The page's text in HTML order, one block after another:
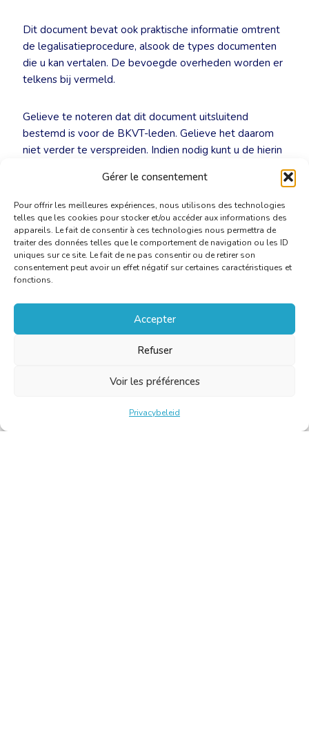
Gérer le consentement
Pour offrir les meilleures expériences, nous utilisons des technologies
telles que les cookies pour stocker et/ou accéder aux informations des
appareils. Le fait de consentir à ces technologies nous permettra de
traiter des données telles que le comportement de navigation ou les ID
uniques sur ce site. Le fait de ne pas consentir ou de retirer son
consentement peut avoir un effet négatif sur certaines caractéristiques et
fonctions.
Accepter
Refuser
Voir les préférences
Privacybeleid
Dit document bevat ook praktische informatie omtrent
de legalisatieprocedure, alsook de types documenten
die u kan vertalen. De bevoegde overheden worden er
telkens bij vermeld.
Gelieve te noteren dat dit document uitsluitend
bestemd is voor de BKVT-leden. Gelieve het daarom
niet verder te verspreiden. Indien nodig kunt u de hierin
met naleving van de beperkte verspreiding.